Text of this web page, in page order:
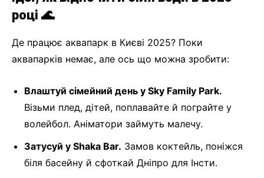
році 🌊
Де працює аквапарк в Києві 2025? Поки
аквапарків немає, але ось що можна зробити:
Влаштуй сімейний день у Sky Family Park.
Візьми плед, дітей, поплавайте й пограйте у
волейбол. Аніматори займуть малечу.
Затусуй у Shaka Bar. Замов коктейль, поніжся
біля басейну й сфоткай Дніпро для Інсти.